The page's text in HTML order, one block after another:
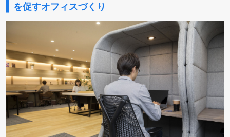
を促すオフィスづくり